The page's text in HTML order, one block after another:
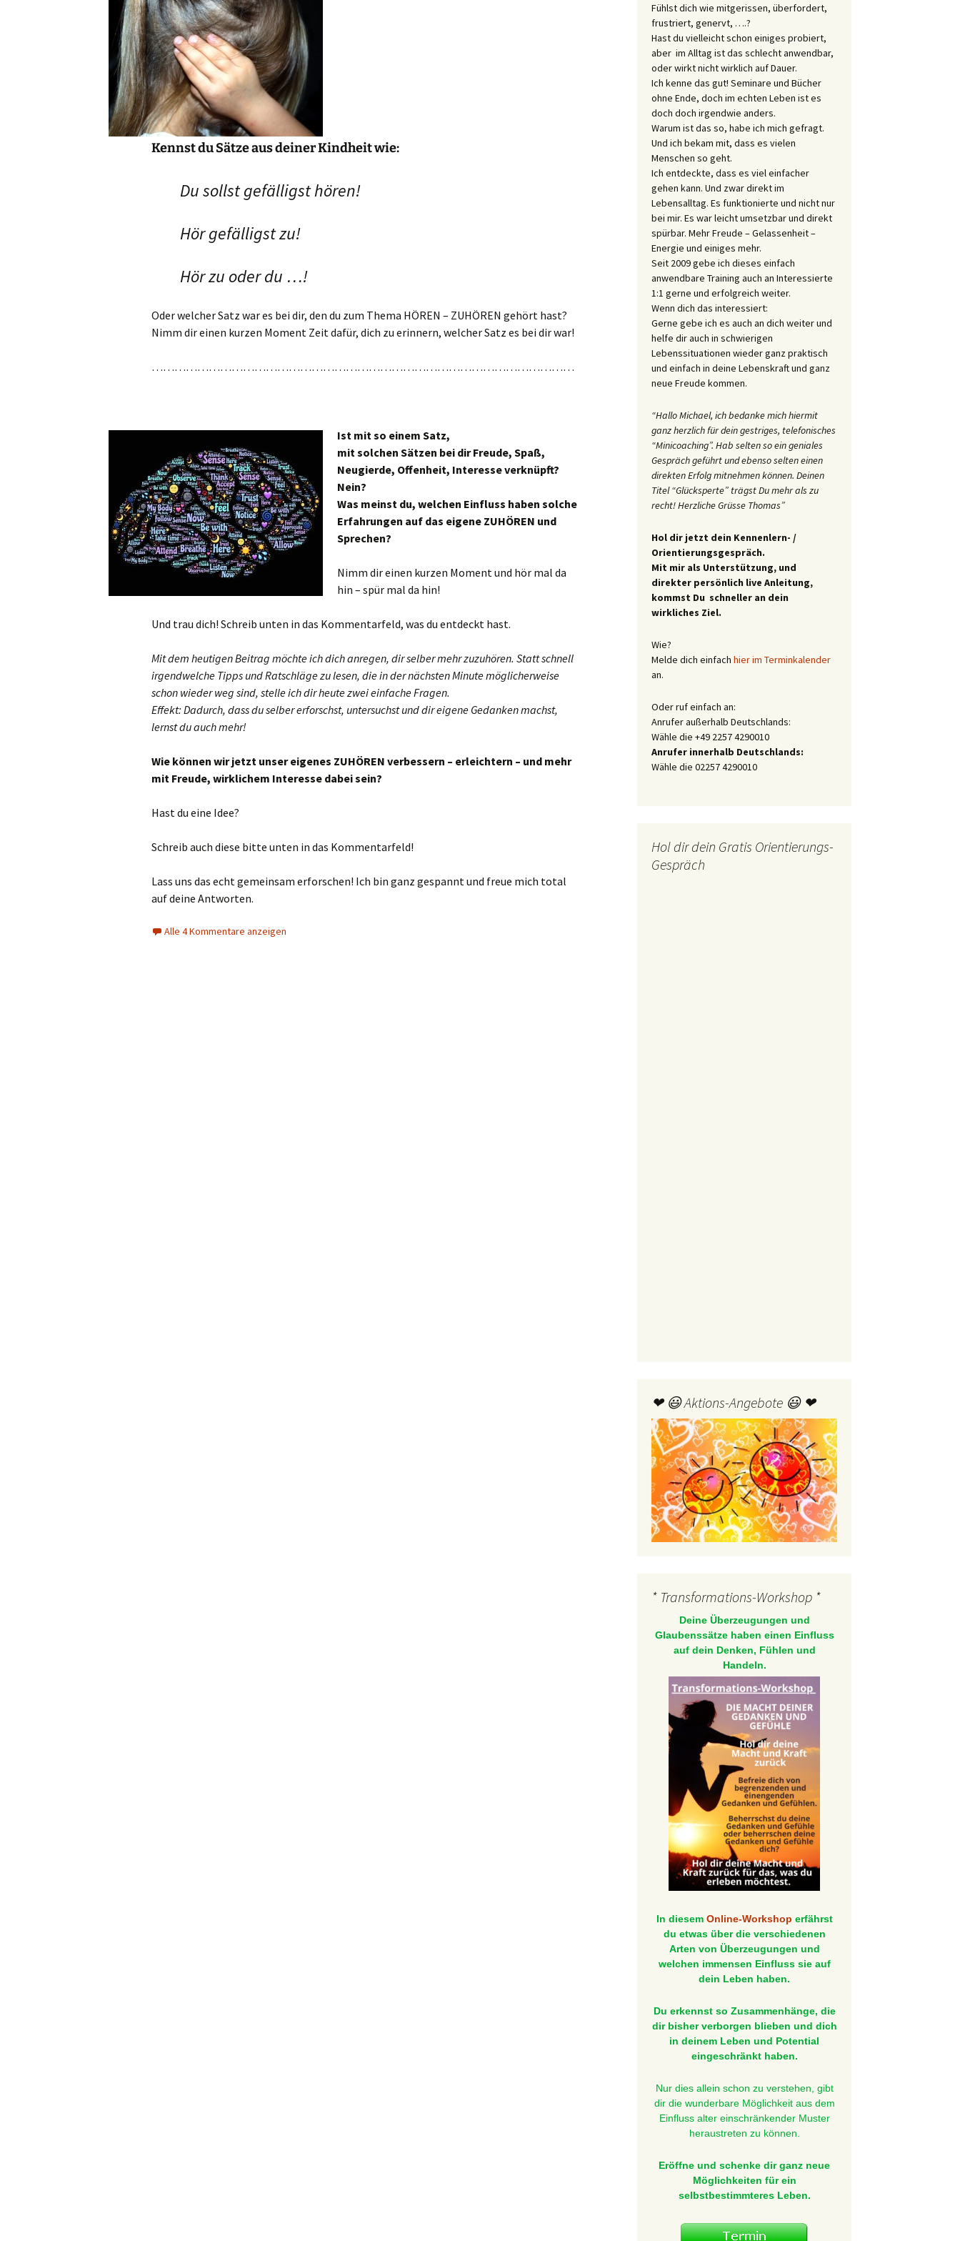
Kennst du Sätze aus deiner Kindheit wie:
Du sollst gefälligst hören!
Hör gefälligst zu!
Hör zu oder du …!
Oder welcher Satz war es bei dir, den du zum Thema HÖREN – ZUHÖREN gehört hast?
Nimm dir einen kurzen Moment Zeit dafür, dich zu erinnern, welcher Satz es bei dir war!
…………………………………………………………………………………………………
Ist mit so einem Satz,
mit solchen Sätzen bei dir Freude, Spaß,
Neugierde, Offenheit, Interesse verknüpft?
Nein?
Was meinst du, welchen Einfluss haben solche
Erfahrungen auf das eigene ZUHÖREN und
Sprechen?
Nimm dir einen kurzen Moment und hör mal da
hin – spür mal da hin!
Und trau dich! Schreib unten in das Kommentarfeld, was du entdeckt hast.
Mit dem heutigen Beitrag möchte ich dich anregen, dir selber mehr zuzuhören. Statt schnell
irgendwelche Tipps und Ratschläge zu lesen, die in der nächsten Minute möglicherweise
schon wieder weg sind, stelle ich dir heute zwei einfache Fragen.
Effekt: Dadurch, dass du selber erforschst, untersuchst und dir eigene Gedanken machst,
lernst du auch mehr!
Wie können wir jetzt unser eigenes ZUHÖREN verbessern – erleichtern – und mehr
mit Freude, wirklichem Interesse dabei sein?
Hast du eine Idee?
Schreib auch diese bitte unten in das Kommentarfeld!
Lass uns das echt gemeinsam erforschen! Ich bin ganz gespannt und freue mich total
auf deine Antworten.
Alle 4 Kommentare anzeigen
Fühlst dich wie mitgerissen, überfordert,
frustriert, genervt, ….?
Hast du vielleicht schon einiges probiert,
aber im Alltag ist das schlecht anwendbar,
oder wirkt nicht wirklich auf Dauer.
Ich kenne das gut! Seminare und Bücher
ohne Ende, doch im echten Leben ist es
doch doch irgendwie anders.
Warum ist das so, habe ich mich gefragt.
Und ich bekam mit, dass es vielen
Menschen so geht.
Ich entdeckte, dass es viel einfacher
gehen kann. Und zwar direkt im
Lebensalltag. Es funktionierte und nicht nur
bei mir. Es war leicht umsetzbar und direkt
spürbar. Mehr Freude – Gelassenheit –
Energie und einiges mehr.
Seit 2009 gebe ich dieses einfach
anwendbare Training auch an Interessierte
1:1 gerne und erfolgreich weiter.
Wenn dich das interessiert:
Gerne gebe ich es auch an dich weiter und
helfe dir auch in schwierigen
Lebenssituationen wieder ganz praktisch
und einfach in deine Lebenskraft und ganz
neue Freude kommen.
“Hallo Michael, ich bedanke mich hiermit
ganz herzlich für dein gestriges, telefonisches
“Minicoaching”. Hab selten so ein geniales
Gespräch geführt und ebenso selten einen
direkten Erfolg mitnehmen können. Deinen
Titel “Glücksperte” trägst Du mehr als zu
recht! Herzliche Grüsse Thomas”
Hol dir jetzt dein Kennenlern- /
Orientierungsgespräch.
Mit mir als Unterstützung, und
direkter persönlich live Anleitung,
kommst Du schneller an dein
wirkliches Ziel.
Wie?
Melde dich einfach hier im Terminkalender
an.
Oder ruf einfach an:
Anrufer außerhalb Deutschlands:
Wähle die +49 2257 4290010
Anrufer innerhalb Deutschlands:
Wähle die 02257 4290010
Hol dir dein Gratis Orientierungs-
Gespräch
❤ 😃 Aktions-Angebote 😃 ❤
* Transformations-Workshop *
Deine Überzeugungen und
Glaubenssätze haben einen Einfluss
auf dein Denken, Fühlen und
Handeln.
In diesem Online-Workshop erfährst
du etwas über die verschiedenen
Arten von Überzeugungen und
welchen immensen Einfluss sie auf
dein Leben haben.
Du erkennst so Zusammenhänge, die
dir bisher verborgen blieben und dich
in deinem Leben und Potential
eingeschränkt haben.
Nur dies allein schon zu verstehen, gibt
dir die wunderbare Möglichkeit aus dem
Einfluss alter einschränkender Muster
heraustreten zu können.
Eröffne und schenke dir ganz neue
Möglichkeiten für ein
selbstbestimmteres Leben.